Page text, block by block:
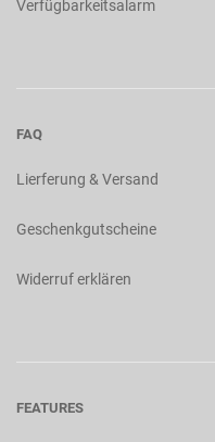
Verfügbarkeitsalarm
FAQ
Lierferung & Versand
Geschenkgutscheine
Widerruf erklären
FEATURES